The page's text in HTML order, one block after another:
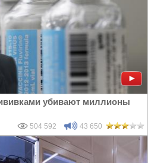
убивают миллионы
504 592 43 650